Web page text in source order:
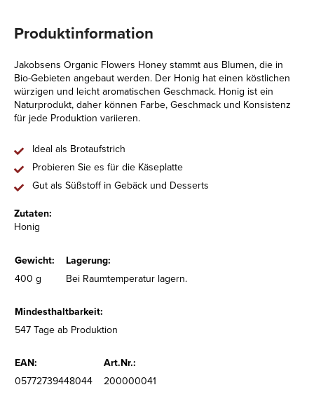
Produktinformation
Jakobsens Organic Flowers Honey stammt aus Blumen, die in
Bio-Gebieten angebaut werden. Der Honig hat einen köstlichen
würzigen und leicht aromatischen Geschmack. Honig ist ein
Naturprodukt, daher können Farbe, Geschmack und Konsistenz
für jede Produktion variieren.
Ideal als Brotaufstrich
Probieren Sie es für die Käseplatte
Gut als Süßstoff in Gebäck und Desserts
Zutaten:
Honig
Gewicht:
Lagerung:
400 g
Bei Raumtemperatur lagern.
Mindesthaltbarkeit:
547 Tage ab Produktion
EAN:
Art.Nr.:
05772739448044
200000041